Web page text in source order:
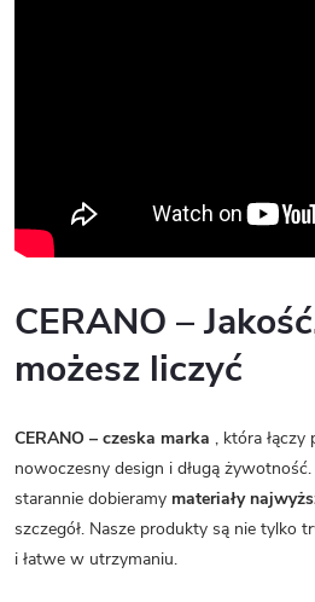
CERANO –
możesz liczyć
CERANO – czeska marka , która łączy
nowoczesny design i długą żywotność.
starannie dobieramy materiały
szczegół. Nasze produkty są nie tylko
i łatwe w utrzymaniu.